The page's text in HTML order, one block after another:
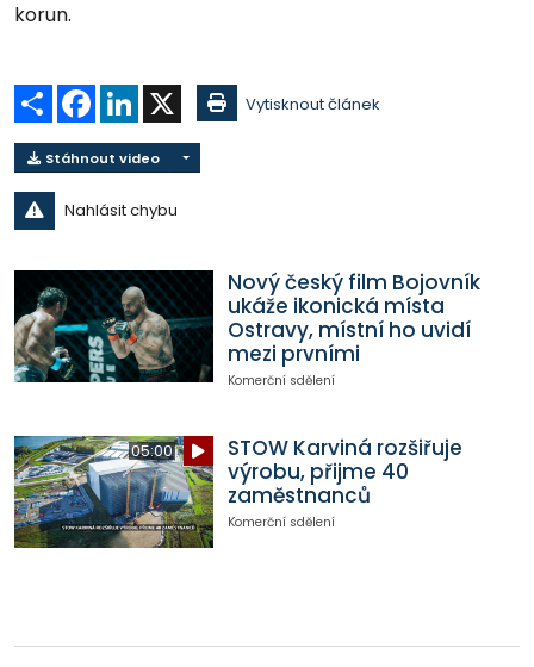
korun.
Sdílet Facebook
LinkedIn Vytisknout článek
Stáhnout video
Nahlásit chybu
Nový český film Bojovník
ukáže ikonická místa
Ostravy, místní ho uvidí
mezi prvními
Komerční sdělení
05:00
STOW Karviná rozšiřuje
výrobu, přijme 40
zaměstnanců
Komerční sdělení